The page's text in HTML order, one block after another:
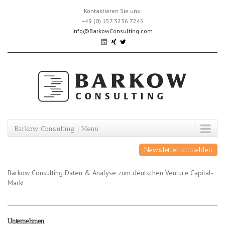
Kontaktieren Sie uns:
+49 (0) 157 3236 7245
Info@BarkowConsulting.com
Barkow Consulting | Menu
Newsletter anmelden
Barkow Consulting Daten & Analyse zum deutschen Venture Capital-
Markt
Unternehmen